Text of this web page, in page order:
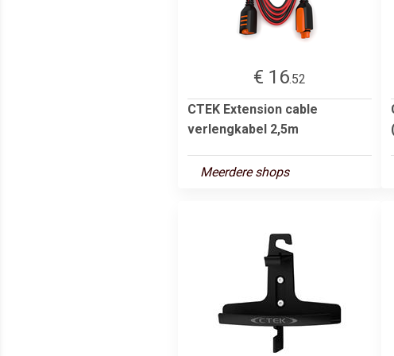
€ 16.52
CTEK Extension cable
verlengkabel 2,5m
Meerdere shops